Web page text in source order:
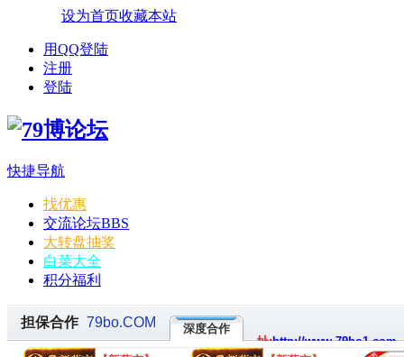
设为首页收藏本站
用QQ登陆
注册
登陆
快捷导航
找优惠
交流论坛BBS
大转盘抽奖
白菜大全
积分福利